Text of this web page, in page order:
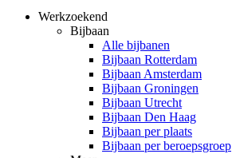
Werkzoekend
Bijbaan
Alle bijbanen
Bijbaan Rotterdam
Bijbaan Amsterdam
Bijbaan Groningen
Bijbaan Utrecht
Bijbaan Den Haag
Bijbaan per plaats
Bijbaan per beroepsgroep